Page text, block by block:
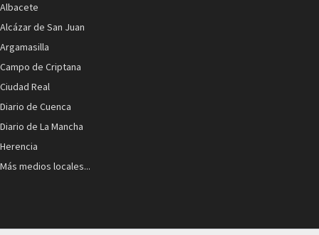
Albacete
Alcázar de San Juan
Argamasilla
Campo de Criptana
Ciudad Real
Diario de Cuenca
Diario de La Mancha
Herencia
Más medios locales...